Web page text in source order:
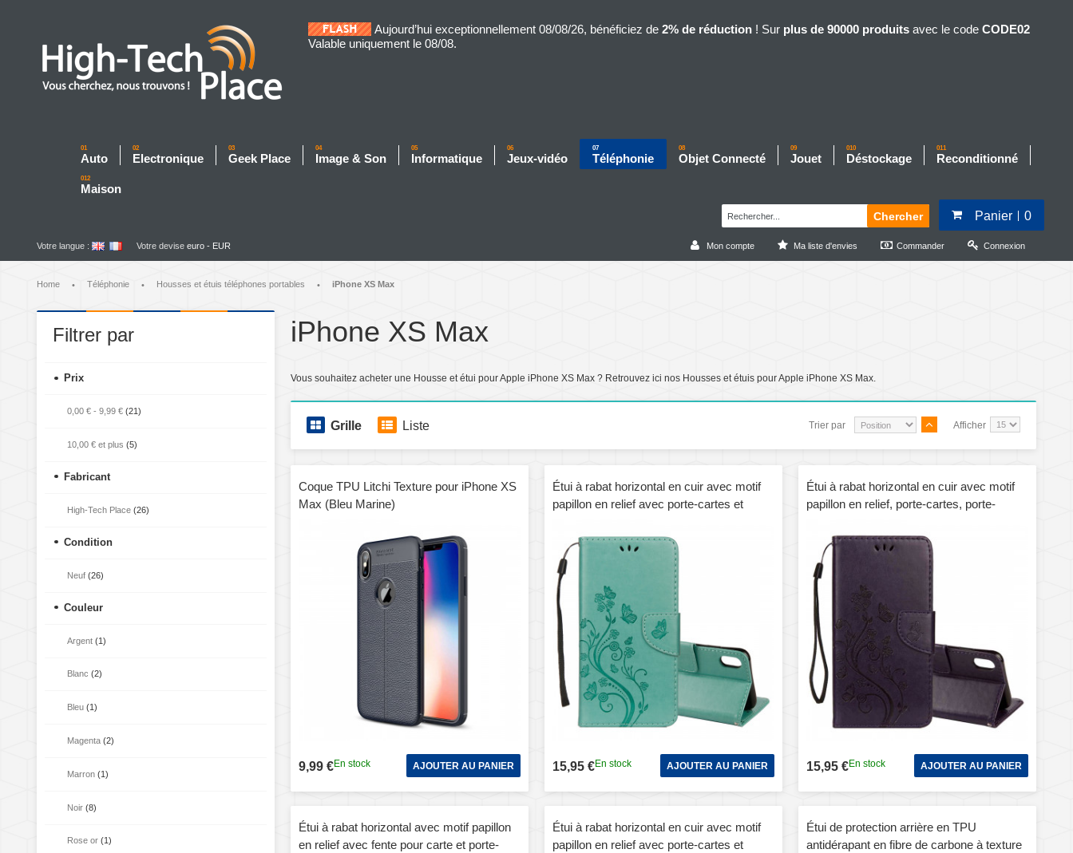
Aujourd’hui exceptionnellement 08/08/26, bénéficiez de 2% de réduction ! Sur plus de 90000 produits avec le code CODE02
Valable uniquement le 08/08.
01
Auto
02
Electronique
03
Geek Place
04
Image & Son
05
Informatique
06
Jeux-vidéo
07
Téléphonie
08
Objet Connecté
09
Jouet
010
Déstockage
011
Reconditionné
012
Maison
Panier
0
Chercher
Mon compte Ma liste d'envies Commander Connexion
Votre langue : Votre devise euro - EUR
Home • Téléphonie • Housses et étuis téléphones portables • iPhone XS Max
iPhone XS Max
Vous souhaitez acheter une Housse et étui pour Apple iPhone XS Max ? Retrouvez ici nos Housses et étuis pour Apple iPhone XS Max.
Grille Liste Afficher
Trier par
Coque TPU Litchi Texture pour iPhone XS
Max (Bleu Marine)
9,99 €En stock AJOUTER AU PANIER
Étui à rabat horizontal en cuir avec motif
papillon en relief avec porte-cartes et
iPhone XS Max (vert)
15,95 €En stock AJOUTER AU PANIER
Étui à rabat horizontal en cuir avec motif
papillon en relief, porte-cartes, porte-
Max (violet foncé)
15,95 €En stock AJOUTER AU PANIER
Étui à rabat horizontal avec motif papillon
en relief avec fente pour carte et porte-
Étui à rabat horizontal en cuir avec motif
papillon en relief avec porte-cartes et
Étui de protection arrière en TPU
antidérapant en fibre de carbone à texture
Filtrer par
Prix
0,00 € - 9,99 € (21)
10,00 € et plus (5)
Fabricant
High-Tech Place (26)
Condition
Neuf (26)
Couleur
Argent (1)
Blanc (2)
Bleu (1)
Magenta (2)
Marron (1)
Noir (8)
Rose or (1)